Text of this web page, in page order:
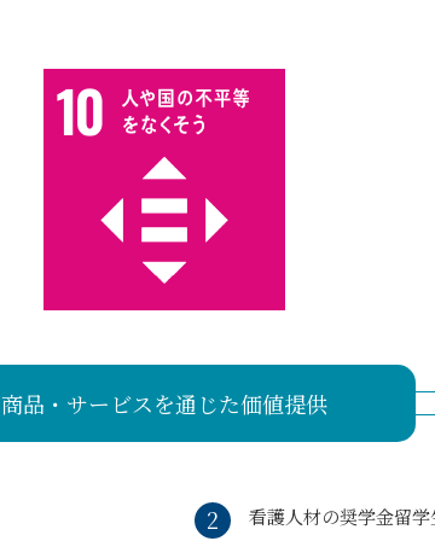
商品・サービスを通じた価値提供
看護人材の奨学金留